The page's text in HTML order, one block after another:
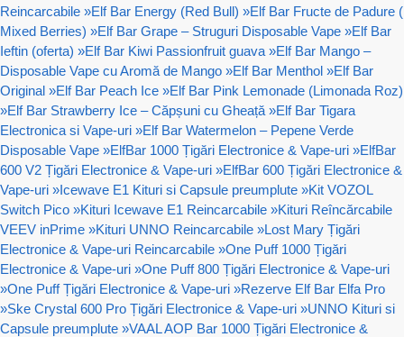
Reincarcabile »Elf Bar Energy (Red Bull) »Elf Bar Fructe de Padure (
Mixed Berries) »Elf Bar Grape – Struguri Disposable Vape »Elf Bar
Ieftin (oferta) »Elf Bar Kiwi Passionfruit guava »Elf Bar Mango –
Disposable Vape cu Aromă de Mango »Elf Bar Menthol »Elf Bar
Original »Elf Bar Peach Ice »Elf Bar Pink Lemonade (Limonada Roz)
»Elf Bar Strawberry Ice – Căpșuni cu Gheață »Elf Bar Tigara
Electronica si Vape-uri »Elf Bar Watermelon – Pepene Verde
Disposable Vape »ElfBar 1000 Țigări Electronice & Vape-uri »ElfBar
600 V2 Țigări Electronice & Vape-uri »ElfBar 600 Țigări Electronice &
Vape-uri »Icewave E1 Kituri si Capsule preumplute »Kit VOZOL
Switch Pico »Kituri Icewave E1 Reincarcabile »Kituri Reîncărcabile
VEEV inPrime »Kituri UNNO Reincarcabile »Lost Mary Țigări
Electronice & Vape-uri Reincarcabile »One Puff 1000 Țigări
Electronice & Vape-uri »One Puff 800 Țigări Electronice & Vape-uri
»One Puff Țigări Electronice & Vape-uri »Rezerve Elf Bar Elfa Pro
»Ske Crystal 600 Pro Țigări Electronice & Vape-uri »UNNO Kituri si
Capsule preumplute »VAAL AOP Bar 1000 Țigări Electronice &